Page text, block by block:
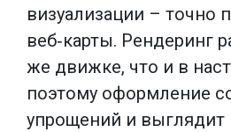
визуализации – точно
веб‑карты. Рендеринг
же движке, что и в
поэтому оформление
упрощений и выглядит